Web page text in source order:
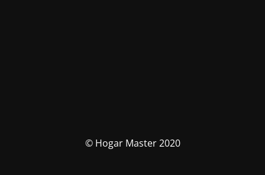
© Hogar Master 2020